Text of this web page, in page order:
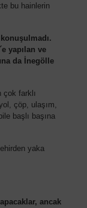
bu hainlerin
yapılan ve
da İnegölle
çok farklı
çöp, ulaşım,
başlı başına
yaka
ancak